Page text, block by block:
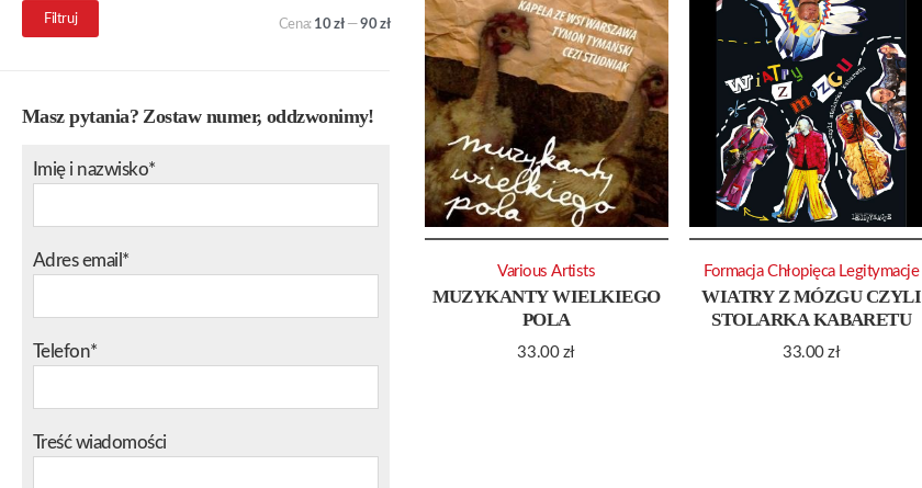
MUZYKANTY WIELKIEGO
POLA
33.00 zł
Various Artists
WIATRY Z MÓZGU CZYLI
STOLARKA KABARETU
33.00zł
Formacja Chłopięca Legitymacje
Cena
min.
Cena
maks.
Filtruj Cena: 10 zł—90 zł
Masz pytania? Zostaw numer, oddzwonimy!
Imię i nazwisko*
Adres email*
Telefon*
Treść wiadomości